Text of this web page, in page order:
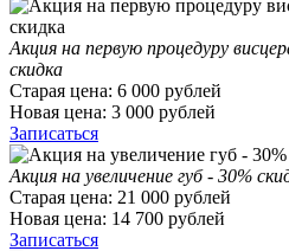
Акция на первую процедуру
скидка
Старая цена: 6 000 рублей
Новая цена: 3 000 рублей
Записаться
Акция на увеличение губ - 30%
Старая цена: 21 000 рублей
Новая цена: 14 700 рублей
Записаться